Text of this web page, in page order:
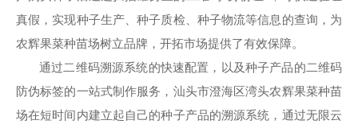
真假，实现种子生产、种子质检、种子物流等信息的查询，为
农辉果菜种苗场树立品牌，开拓市场提供了有效保障。
通过二维码溯源系统的快速配置，以及种子产品的二维码
防伪标签的一站式制作服务，汕头市澄海区湾头农辉果菜种苗
场在短时间内建立起自己的种子产品的溯源系统，通过无限云